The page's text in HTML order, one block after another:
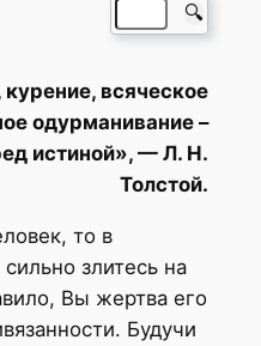
🔍
всяческое
одурманивание –
истиной», — Л. Н.
Толстой.
то в
злитесь на
Вы жертва его
Будучи